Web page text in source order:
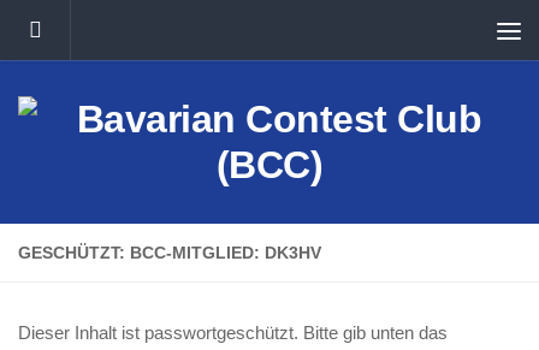
Unter dem Inhalt
GESCHÜTZT: BCC-MITGLIED: DK3HV
Dieser Inhalt ist passwortgeschützt. Bitte gib unten das